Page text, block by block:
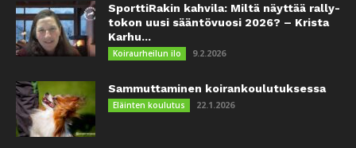
SporttiRakin kahvila: Miltä näyttää rally-
tokon uusi sääntövuosi 2026? – Krista
Karhu...
Koiraurheilun ilo 9.2.2026
Sammuttaminen koirankoulutuksessa
Eläinten koulutus 22.1.2026